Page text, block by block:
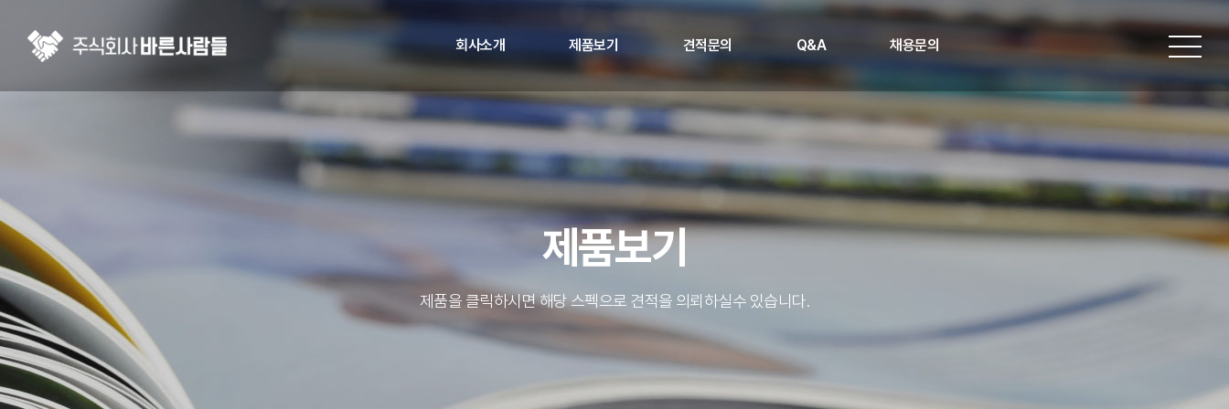
회사소개 제품보기 견적문의 Q&A 채용문의
제품보기
제품을 클릭하시면 해당 스펙으로 견적을 의뢰하실수 있습니다.